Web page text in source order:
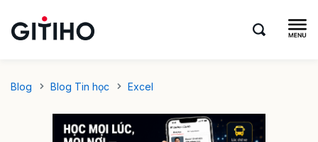
Blog Blog Tin học Excel